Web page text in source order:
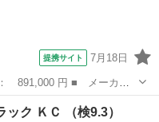
提携サイト 7月18日
ック ■ グレード名： Ｋ
ー ４ＷＤ ５速マニュア
ク ＫＣ （検9.3）